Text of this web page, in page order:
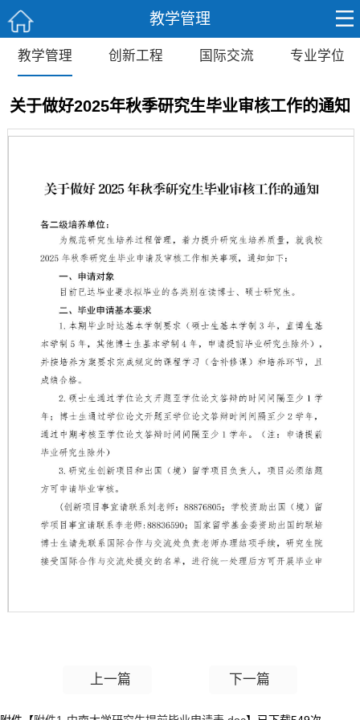
教学管理
教学管理 创新工程 国际交流 专业学位
关于做好2025年秋季研究生毕业审核工作的通知
上一篇 下一篇